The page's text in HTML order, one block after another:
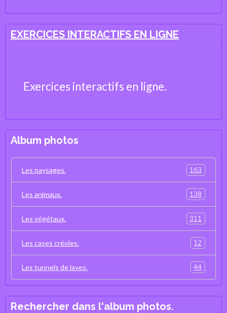
EXERCICES INTERACTIFS EN LIGNE
Exercices interactifs en ligne.
Album photos
Les paysages. 163
Les animaux. 138
Les végétaux. 311
Les cases créoles. 12
Les tunnels de laves. 44
Rechercher dans l'album photos.